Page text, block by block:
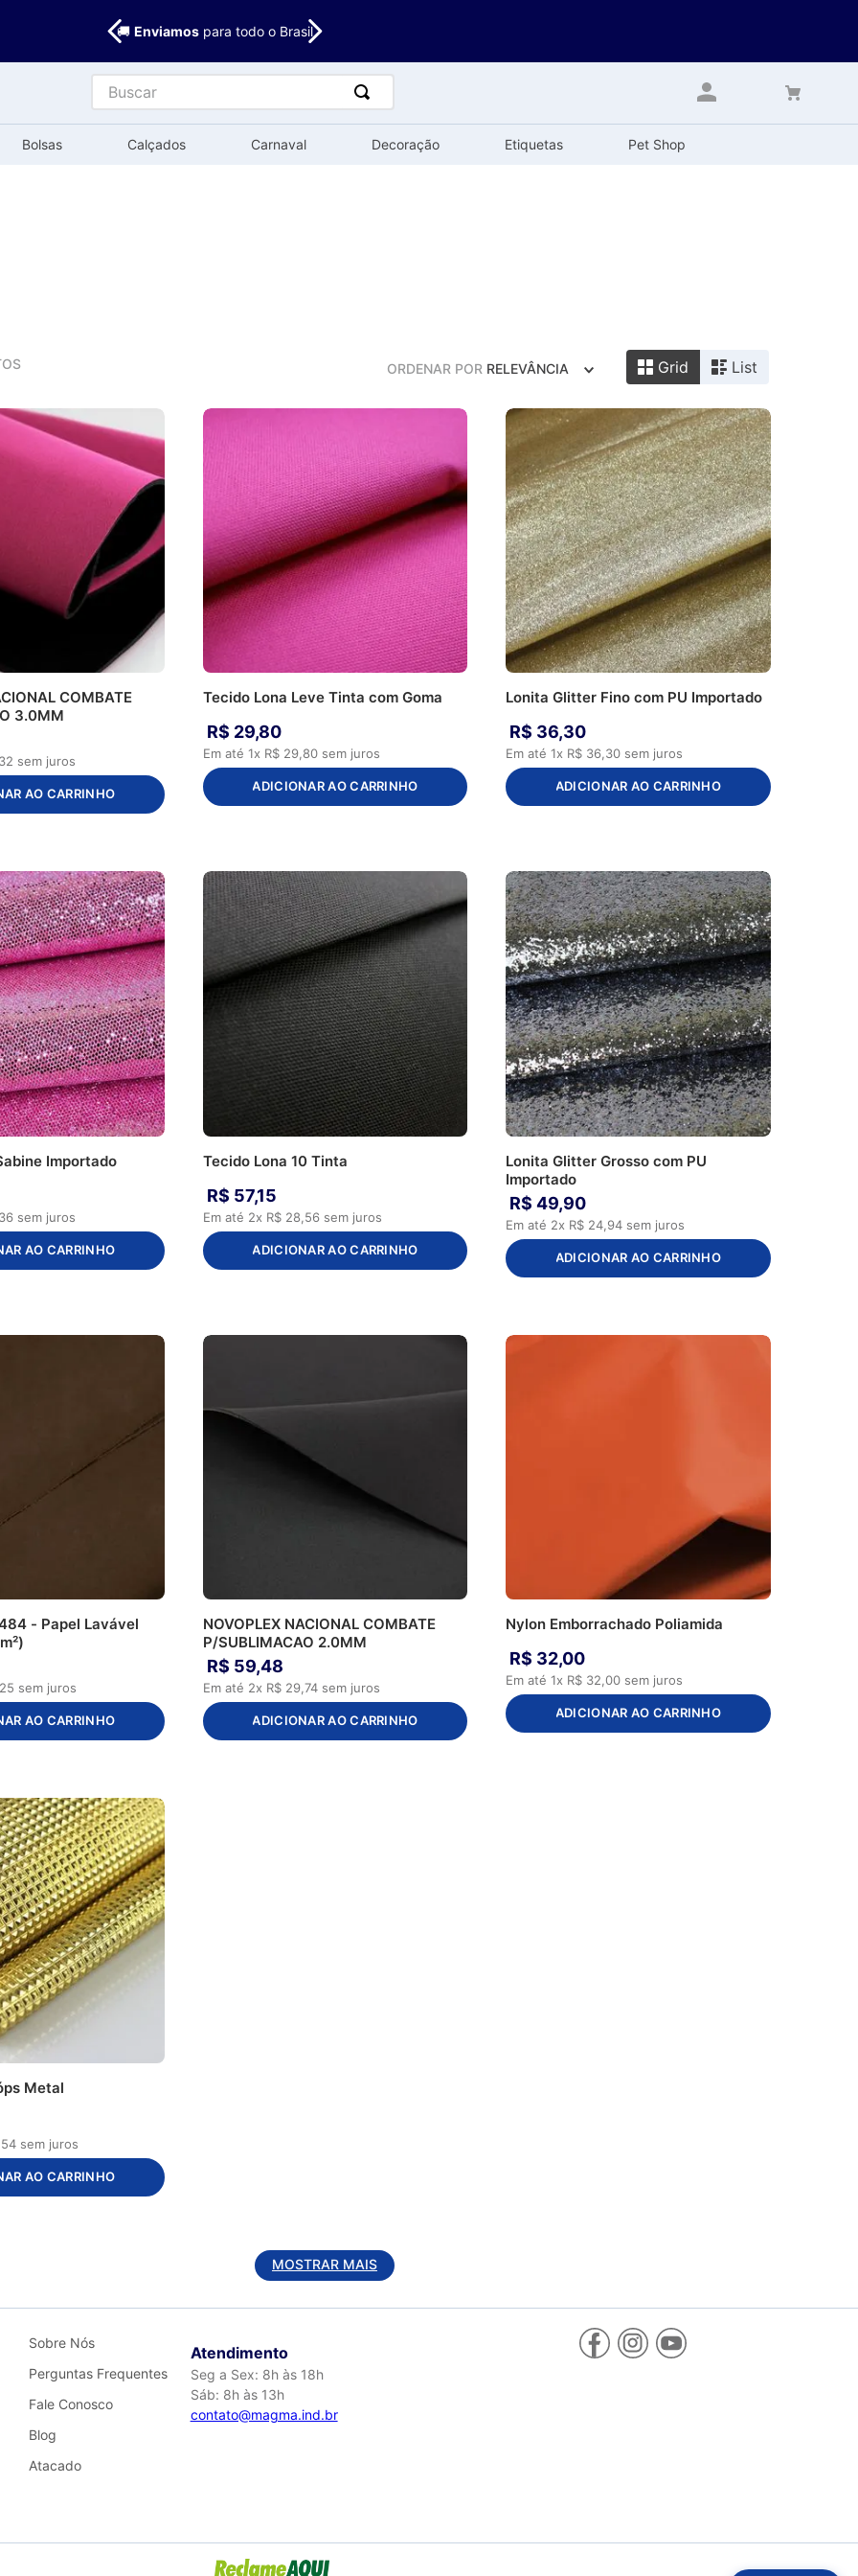
🚚 Enviamospara todo o Brasil
Buscar
Bolsas Calçados Carnaval Decoração Etiquetas Pet Shop
ORDENAR POR RELEVÂNCIA Grid List
COMBATE
3.0MM
32 sem juros
AO CARRINHO
Tecido Lona Leve Tinta com Goma
R$ 29,80
Em até 1x R$ 29,80sem juros
ADICIONAR AO CARRINHO
Lonita Glitter Fino com PU Importado
R$ 36,30
Em até1x R$ 36,30 sem juros
ADICIONAR AO CARRINHO
Importado
36 sem juros
AO CARRINHO
Tecido Lona 10 Tinta
R$ 57,15
Em até 2x R$ 28,56sem juros
ADICIONAR AO CARRINHO
Lonita Glitter Grosso com PU
Importado
R$ 49,90
Em até 2x R$ 24,94 sem juros
ADICIONAR AO CARRINHO
- Papel Lavável
25 sem juros
AO CARRINHO
NOVOPLEX NACIONAL COMBATE
P/SUBLIMACAO 2.0MM
R$ 59,48
Em até 2x R$ 29,74sem juros
ADICIONAR AO CARRINHO
Nylon Emborrachado Poliamida
R$ 32,00
Em até1x R$ 32,00 sem juros
ADICIONAR AO CARRINHO
Metal
54 sem juros
AO CARRINHO
MOSTRAR MAIS
Sobre Nós
Perguntas Frequentes
Fale Conosco
Blog
Atacado
Atendimento
Seg a Sex: 8h às 18h
Sáb: 8h às 13h
contato@magma.ind.br